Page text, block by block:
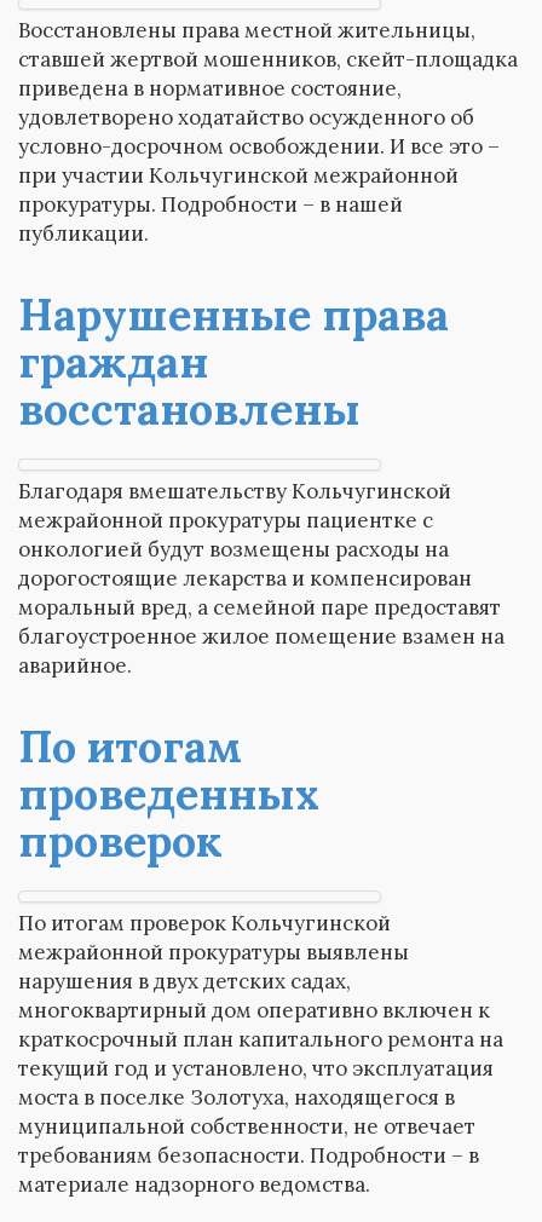
Восстановлены права местной жительницы,
ставшей жертвой мошенников, скейт-площадка
приведена в нормативное состояние,
удовлетворено ходатайство осужденного об
условно-досрочном освобождении. И все это –
при участии Кольчугинской межрайонной
прокуратуры. Подробности – в нашей
публикации.
Нарушенные права
граждан
восстановлены
Благодаря вмешательству Кольчугинской
межрайонной прокуратуры пациентке с
онкологией будут возмещены расходы на
дорогостоящие лекарства и компенсирован
моральный вред, а семейной паре предоставят
благоустроенное жилое помещение взамен на
аварийное.
По итогам
проведенных
проверок
По итогам проверок Кольчугинской
межрайонной прокуратуры выявлены
нарушения в двух детских садах,
многоквартирный дом оперативно включен к
краткосрочный план капитального ремонта на
текущий год и установлено, что эксплуатация
моста в поселке Золотуха, находящегося в
муниципальной собственности, не отвечает
требованиям безопасности. Подробности – в
материале надзорного ведомства.